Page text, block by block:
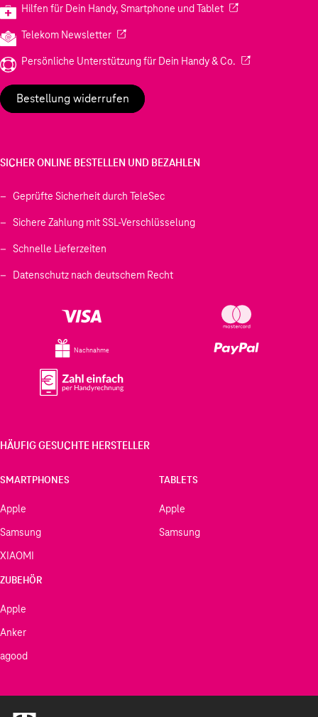
Hilfen für Dein Handy, Smartphone und Tablet(Wird in einem
Telekom Newsletter(Wird in einem neuen Tab geöffnet)
Persönliche Unterstützung für Dein Handy & Co. (Wird in einem
Bestellung widerrufen
SICHER ONLINE BESTELLEN UND BEZAHLEN
Geprüfte Sicherheit durch TeleSec
Sichere Zahlung mit SSL-Verschlüsselung
Schnelle Lieferzeiten
Datenschutz nach deutschem Recht
Nachnahme
HÄUFIG GESUCHTE HERSTELLER
SMARTPHONES
Apple
Samsung
XIAOMI
TABLETS
Apple
Samsung
ZUBEHÖR
Apple
Anker
agood